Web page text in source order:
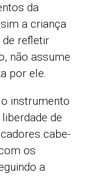
da
a criança
de refletir
não assume
por ele.
instrumento
de
cabe-
os
a